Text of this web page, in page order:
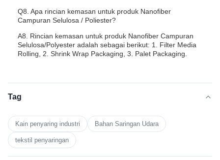
Q8. Apa rincian kemasan untuk produk Nanofiber
Campuran Selulosa / Poliester?
A8. Rincian kemasan untuk produk Nanofiber Campuran
Selulosa/Polyester adalah sebagai berikut: 1. Filter Media
Rolling, 2. Shrink Wrap Packaging, 3. Palet Packaging.
Tag
Kain penyaring industri Bahan Saringan Udara
tekstil penyaringan